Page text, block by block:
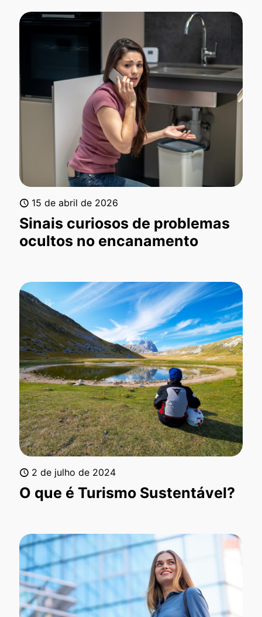
15 de abril de 2026
Sinais curiosos de problemas
ocultos no encanamento
2 de julho de 2024
O que é Turismo Sustentável?